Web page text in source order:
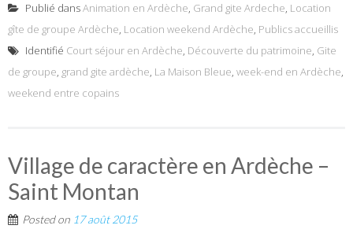
Publié dansAnimation en Ardèche, Grand gite Ardeche, Location
gîte de groupe Ardèche, Location weekend Ardèche, Publics accueillis
Identifié Court séjour en Ardèche, Découverte du patrimoine, Gite
de groupe, grand gite ardèche, La Maison Bleue, week-end en Ardèche,
weekend entre copains
Village de caractère en Ardèche –
Saint Montan
Posted on 17 août 2015